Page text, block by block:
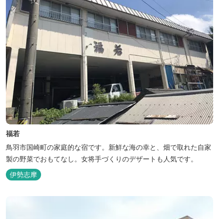
福若
鳥羽市国崎町の家庭的な宿です。新鮮な海の幸と、畑で取れた自家
製の野菜でおもてなし。女将手づくりのデザートも人気です。
伊勢志摩